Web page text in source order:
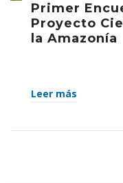
Primer
Proyecto
la Amazonía
Leer más